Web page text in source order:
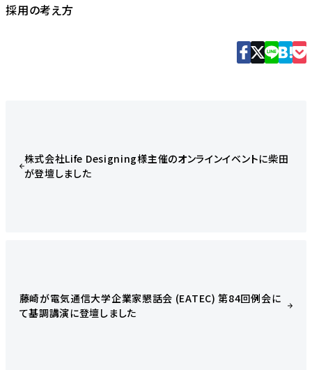
採用の考え方
株式会社Life Designing様主催のオンラインイベントに柴田
が登壇しました
藤崎が電気通信大学企業家懇話会 (EATEC) 第84回例会に
て基調講演に登壇しました